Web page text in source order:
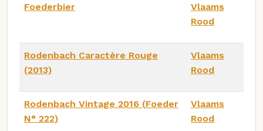
Foederbier
Vlaams
Rood
Rodenbach Caractère Rouge
(2013)
Vlaams
Rood
Rodenbach Vintage 2016 (Foeder
N° 222)
Vlaams
Rood